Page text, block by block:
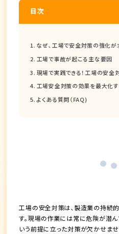
目次
なぜ、工場で安全対策の強化が
工場で事故が起こる主な要因
現場で実践できる！工場の安全
工場安全対策の効果を最大化
よくある質問（FAQ)
工場の安全対策は、製造業の持続
す。現場の作業には常に危険が潜ん
いう前提に立った対策が欠かせませ